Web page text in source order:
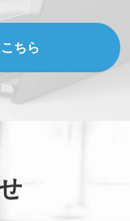
に関する資料をご
ちら